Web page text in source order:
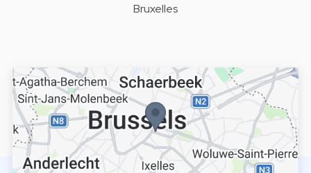
Bruxelles